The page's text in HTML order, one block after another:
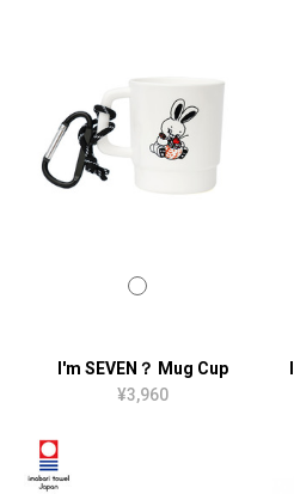
I'm SEVEN？ Mug Cup
¥3,960